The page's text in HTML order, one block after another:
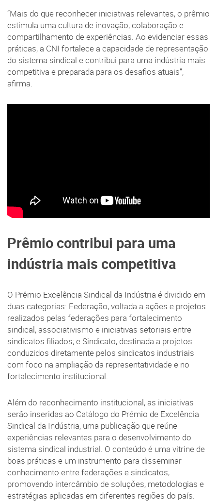
“Mais do que reconhecer iniciativas relevantes, o prêmio
estimula uma cultura de inovação, colaboração e
compartilhamento de experiências. Ao evidenciar essas
práticas, a CNI fortalece a capacidade de representação
do sistema sindical e contribui para uma indústria mais
competitiva e preparada para os desafios atuais”,
afirma.
Prêmio contribui para uma
indústria mais competitiva
O Prêmio Excelência Sindical da Indústria é dividido em
duas categorias: Federação, voltada a ações e projetos
realizados pelas federações para fortalecimento
sindical, associativismo e iniciativas setoriais entre
sindicatos filiados; e Sindicato, destinada a projetos
conduzidos diretamente pelos sindicatos industriais
com foco na ampliação da representatividade e no
fortalecimento institucional.
Além do reconhecimento institucional, as iniciativas
serão inseridas ao Catálogo do Prêmio de Excelência
Sindical da Indústria, uma publicação que reúne
experiências relevantes para o desenvolvimento do
sistema sindical industrial. O conteúdo é uma vitrine de
boas práticas e um instrumento para disseminar
conhecimento entre federações e sindicatos,
promovendo intercâmbio de soluções, metodologias e
estratégias aplicadas em diferentes regiões do país.